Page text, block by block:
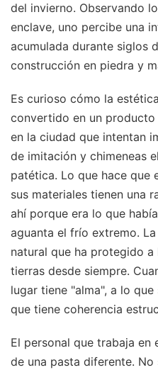
del invierno. Observando
enclave, uno percibe una
acumulada durante siglos
construcción en piedra y
Es curioso cómo la
convertido en un producto
en la ciudad que intentan
de imitación y chimeneas
patética. Lo que hace que
sus materiales tienen una
ahí porque era lo que
aguanta el frío extremo.
natural que ha protegido
tierras desde siempre.
lugar tiene "alma", a lo
que tiene coherencia
El personal que trabaja en
de una pasta diferente.